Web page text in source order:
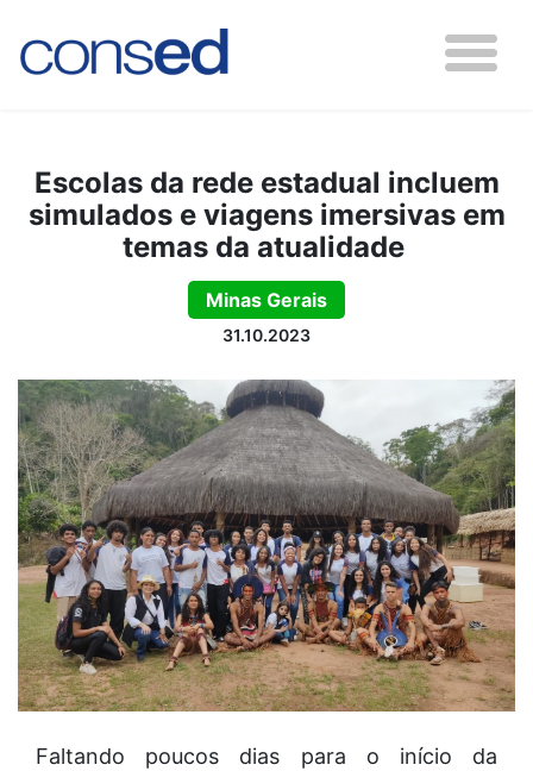
Escolas da rede estadual incluem
simulados e viagens imersivas em
temas da atualidade
Minas Gerais
31.10.2023
Faltando poucos dias para o início da